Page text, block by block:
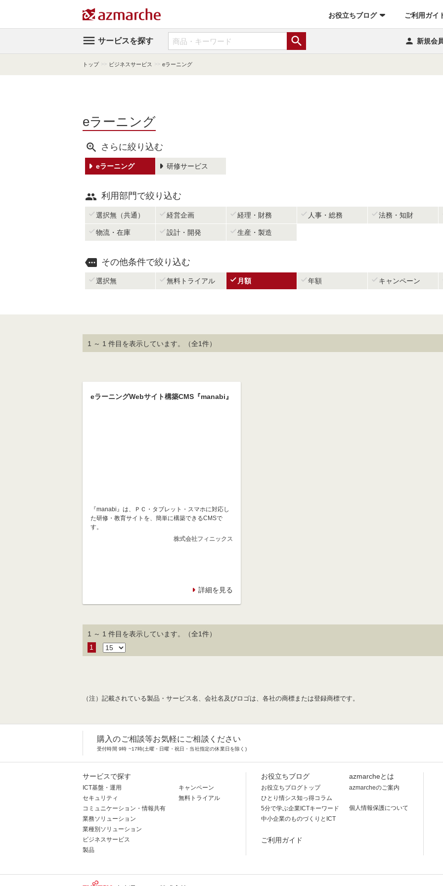
お役立ちブログ ご利用ガイ
 サービスを探す   新規会
トップ >> ビジネスサービス >> eラーニング
eラーニング
 さらに絞り込む
eラーニング 研修サービス
 利用部門で絞り込む
 選択無（共通）  経営企画  経理・財務  人事・総務  法務・知財
 物流・在庫  設計・開発  生産・製造
 その他条件で絞り込む
 選択無  無料トライアル  月額  年額  キャンペーン
1 ～ 1 件目を表示しています。（全1件）
eラーニングWebサイト構築CMS『manabi』
『manabi』は、ＰＣ・タブレット・スマホに対応し
た研修・教育サイトを、簡単に構築できるCMSで
す。
株式会社フィニックス
詳細を見る
1 ～ 1 件目を表示しています。（全1件）
1
（注）記載されている製品・サービス名、会社名及びロゴは、各社の商標または登録商標です。
購入のご相談等お気軽にご相談ください
受付時間 9時 ~17時(土曜・日曜・祝日・当社指定の休業日を除く)
サービスで探す
ICT基盤・運用
セキュリティ
コミュニケーション・情報共有
業務ソリューション
業種別ソリューション
ビジネスサービス
製品
キャンペーン
無料トライアル
お役立ちブログ
お役立ちブログトップ
ひとり情シス知っ得コラム
5分で学ぶ企業ICTキーワード
中小企業のものづくりとICT
ご利用ガイド
azmarcheとは
azmarcheのご案内
個人情報保護について